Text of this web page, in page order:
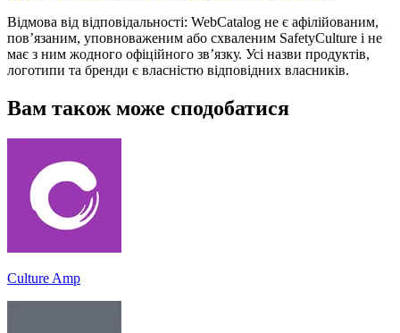
Відмова від відповідальності: WebCatalog не є афілійованим,
пов’язаним, уповноваженим або схваленим SafetyCulture і не
має з ним жодного офіційного зв’язку. Усі назви продуктів,
логотипи та бренди є власністю відповідних власників.
Вам також може сподобатися
Culture Amp